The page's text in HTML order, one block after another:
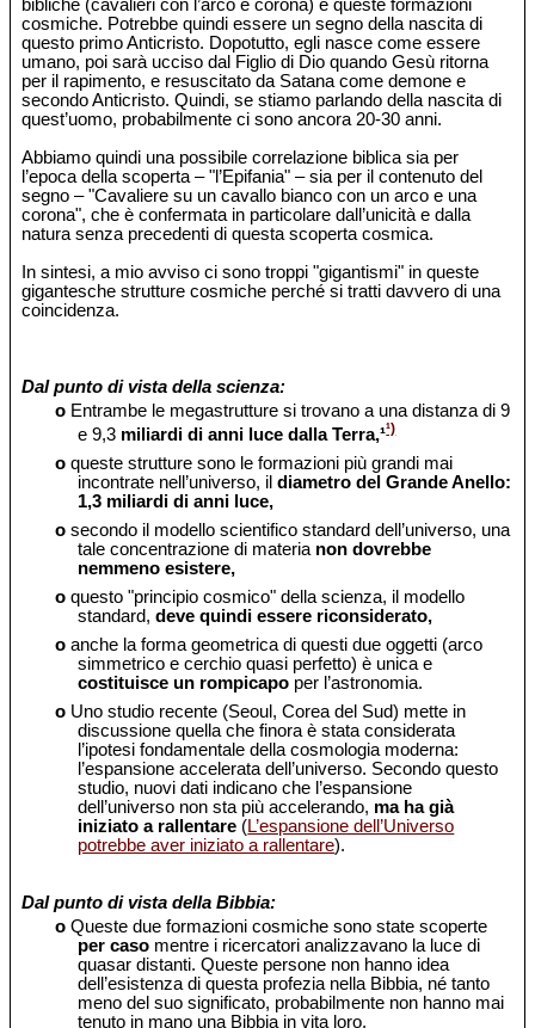
bibliche (cavalieri con l’arco e corona) e queste formazioni
cosmiche. Potrebbe quindi essere un segno della nascita di
questo primo Anticristo. Dopotutto, egli nasce come essere
umano, poi sarà ucciso dal Figlio di Dio quando Gesù ritorna
per il rapimento, e resuscitato da Satana come demone e
secondo Anticristo. Quindi, se stiamo parlando della nascita di
quest’uomo, probabilmente ci sono ancora 20-30 anni.
Abbiamo quindi una possibile correlazione biblica sia per
l’epoca della scoperta – "l’Epifania" – sia per il contenuto del
segno – "Cavaliere su un cavallo bianco con un arco e una
corona", che è confermata in particolare dall’unicità e dalla
natura senza precedenti di questa scoperta cosmica.
In sintesi, a mio avviso ci sono troppi "gigantismi" in queste
gigantesche strutture cosmiche perché si tratti davvero di una
coincidenza.
Dal punto di vista della scienza:
o Entrambe le megastrutture si trovano a una distanza di 9
e 9,3 miliardi di anni luce dalla Terra,¹¹)
o queste strutture sono le formazioni più grandi mai
incontrate nell’universo, ildiametro del Grande Anello:
1,3 miliardi di anni luce,
o secondo il modello scientifico standard dell’universo, una
tale concentrazione di materia non dovrebbe
nemmeno esistere,
o questo "principio cosmico" della scienza, il modello
standard,deve quindi essere riconsiderato,
o anche la forma geometrica di questi due oggetti (arco
simmetrico e cerchio quasi perfetto) è unica e
costituisce un rompicapo per l’astronomia.
o Uno studio recente (Seoul, Corea del Sud) mette in
discussione quella che finora è stata considerata
l’ipotesi fondamentale della cosmologia moderna:
l’espansione accelerata dell’universo. Secondo questo
studio, nuovi dati indicano che l’espansione
dell’universo non sta più accelerando, ma ha già
iniziato a rallentare (L’espansione dell’Universo
potrebbe aver iniziato a rallentare).
Dal punto di vista della Bibbia:
o Queste due formazioni cosmiche sono state scoperte
per caso mentre i ricercatori analizzavano la luce di
quasar distanti. Queste persone non hanno idea
dell’esistenza di questa profezia nella Bibbia, né tanto
meno del suo significato, probabilmente non hanno mai
tenuto in mano una Bibbia in vita loro.